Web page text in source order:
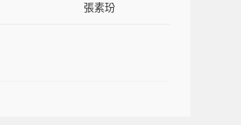
張素玢